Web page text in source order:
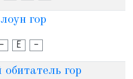
гор
- Е -
обитатель гор